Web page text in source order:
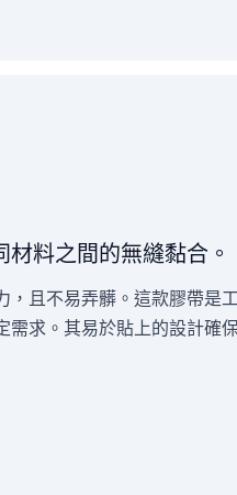
料之間的無縫黏合。
且不易弄髒。這款膠帶是
求。其易於貼上的設計確